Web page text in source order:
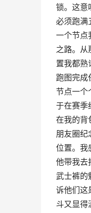
锁。这意
必须跑满
一个节点
之路。从
置我都熟
跑图完成
节点一个
于在赛季
在我的背
朋友圈纪
位置。我
他带我去
武士裤的
诉他们这
斗又显得